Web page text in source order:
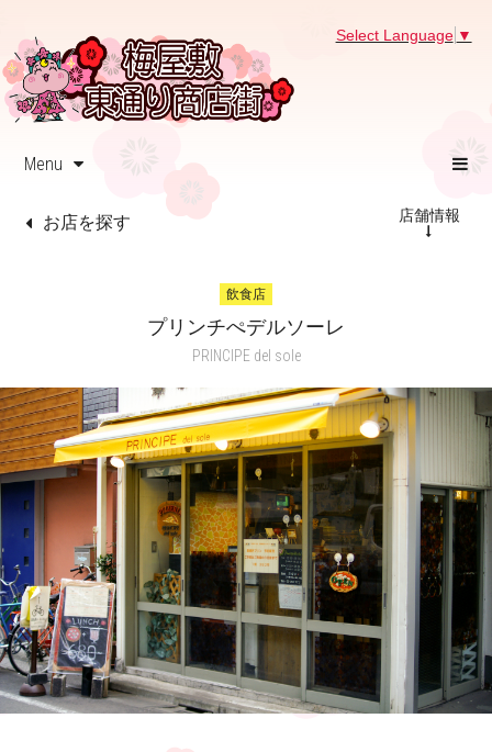
Select Language ▼
Menu
お店を探す 店舗情報
飲食店
プリンチぺデルソーレ
PRINCIPE del sole